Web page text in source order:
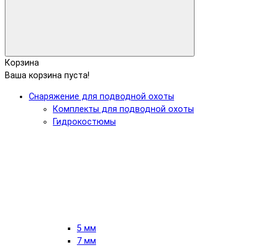
Корзина
Ваша корзина пуста!
Снаряжение для подводной охоты
Комплекты для подводной охоты
Гидрокостюмы
5 мм
7 мм